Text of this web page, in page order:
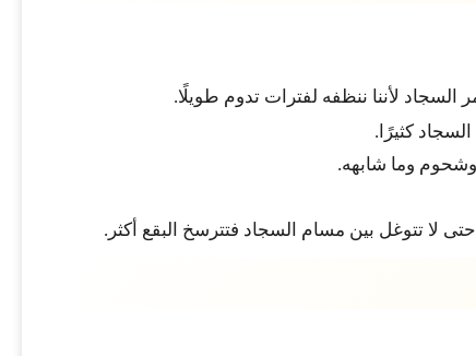
لأننا ننظفه لفترات تدوم طويلًا.
كثيرًا.
وما شابهه.
لا تتوغل بين مسام السجاد فتترسخ البقع أكثر.